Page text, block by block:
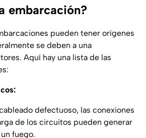
embarcación?
pueden tener orígenes
se deben a una
Aquí hay una lista de las
defectuoso, las conexiones
de los circuitos pueden generar
fuego.